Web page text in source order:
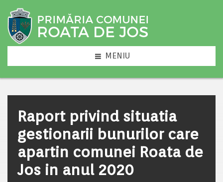
MENIU
Raport privind situatia
gestionarii bunurilor care
apartin comunei Roata de
Jos in anul 2020